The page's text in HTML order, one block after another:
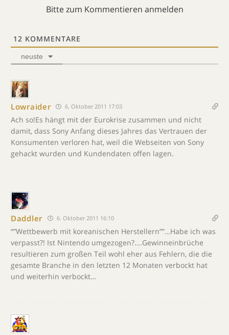
Bitte zum Kommentieren anmelden
12 KOMMENTARE
neuste
Lowraider 6. Oktober 2011 17:03
Ach so!Es hängt mit der Eurokrise zusammen und nicht
damit, dass Sony Anfang dieses Jahres das Vertrauen der
Konsumenten verloren hat, weil die Webseiten von Sony
gehackt wurden und Kundendaten offen lagen.
Daddler 6. Oktober 2011 16:10
“”Wettbewerb mit koreanischen Herstellern””…Habe ich was
verpasst?! Ist Nintendo umgezogen?….Gewinneinbrüche
resultieren zum großen Teil wohl eher aus Fehlern, die die
gesamte Branche in den letzten 12 Monaten verbockt hat
und weiterhin verbockt…